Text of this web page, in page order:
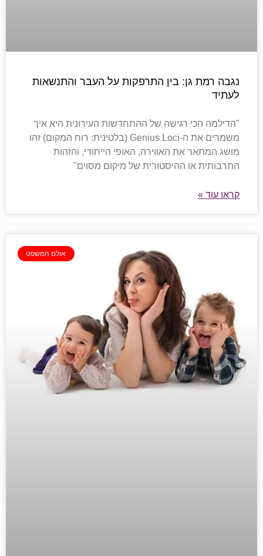
נגבה רמת גן: בין התרפקות על העבר והתנשאות
לעתיד
"הדילמה הכי רגישה של ההתחדשות העירונית היא איך
משמרים את ה-Genius Loci (בלטינית: רוח המקום) זהו
מושג המתאר את האווירה, האופי הייחודי, והזהות
התרבותית או ההיסטורית של מיקום מסוים"
קראו עוד »
אולם המשפט